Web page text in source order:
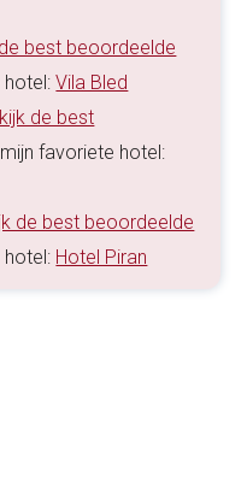
best beoordeelde
hotel:Vila Bled
de best
favoriete hotel:
de best beoordeelde
Hotel Piran